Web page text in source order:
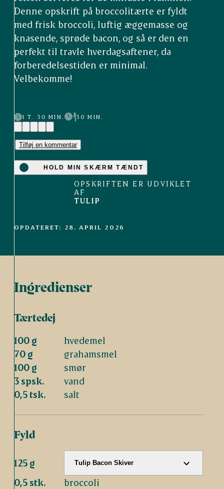
Denne opskrift på broccolitærte er fyldt
med frisk broccoli, luftig æggemasse og
knasende, sprøde bacon, og så er den en
perfekt til travle hverdagsaftener, da
forberedelsestiden er minimal.
Velbekomme!
1 T. 30 MIN.
30 MIN.
(6)
Tilføj en kommentar
HOLD MIN SKÆRM TÆNDT
OPSKRIFTEN ER UDVIKLET
AF
TULIP
OPDATERET: 28. APRIL 2026
Ingredienser
Tærtedej
100 g
hvedemel
70 g
grahamsmel
100 g
smør
3 spsk.
vand
0,5 tsk.
salt
Fyld
125 g Tulip Bacon Skiver
0,5 stk.
broccoli